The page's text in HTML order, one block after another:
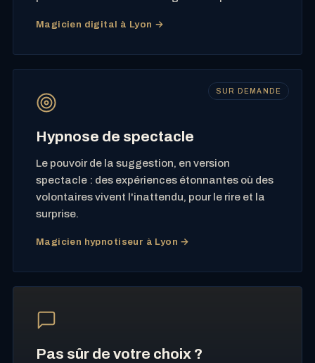
Magicien digital à Lyon →
SUR DEMANDE
Hypnose de spectacle
Le pouvoir de la suggestion, en version
spectacle : des expériences étonnantes où des
volontaires vivent l'inattendu, pour le rire et la
surprise.
Magicien hypnotiseur à Lyon →
Pas sûr de votre choix ?